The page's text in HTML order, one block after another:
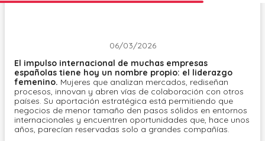
06/03/2026
El impulso internacional de muchas empresas
españolas tiene hoy un nombre propio: el liderazgo
femenino. Mujeres que analizan mercados, rediseñan
procesos, innovan y abren vías de colaboración con otros
países. Su aportación estratégica está permitiendo que
negocios de menor tamaño den pasos sólidos en entornos
internacionales y encuentren oportunidades que, hace unos
años, parecían reservadas solo a grandes compañías.